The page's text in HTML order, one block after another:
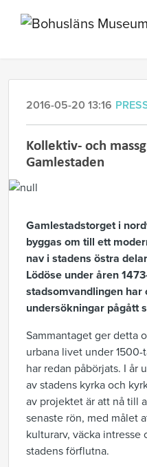
2016-05-20 13:16
Kollektiv- och
Gamlestaden
Gamlestadstorget i
byggas om till ett
nav i stadens östra
Lödöse under åren
stadsomvandlingen
undersökningar pågått
Sammantaget ger detta
urbana livet under
har redan påbörjats. I år
av stadens kyrka och
av projektet är att nå till
senaste rön, med målet
kulturarv, väcka intresse
stadens förflutna.